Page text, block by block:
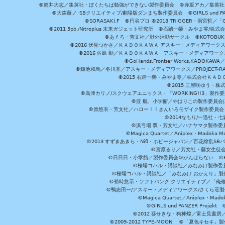
©筒井大志／集英社・ぼくたちは勉強ができない製作委員会 ©赤坂アカ／集英
©大森藤ノ･SBクリエイティブ/劇場版ダンまち製作委員会 ©GIRLS und
©SORASAKI.F ©円谷プロ ©2018 TRIGGER・雨宮哲／
©2011 5pb./Nitroplus 未来ガジェット研究所 ©石踏一榮・みやま零/株式
©あｆろ・芳文社／野外活動サークル
©2016 伏見つかさ／ＫＡＤＯＫＡＷＡ アスキー・メディアワー
©2016 佐島 勤／ＫＡＤＯＫＡＷＡ アスキー・メディアワ
©GoHands,Frontier Works,KADOKAWA
©鎌池和馬／冬川基／アスキー・メディアワークス／
©2015 石踏一榮・みやま零／株式会社ＫＡＤ
©2015 三屋咲ゆう・株
©高津カリノ/スクウェアエニックス・「WORKING!!3」製作
©渡 航、小学館／やはりこの製作委員
©原悠衣・芳文社／ハロー！！きんいろモザイク製作委員
©2014なもり/一迅社・
©浜弓場 双・芳文社／ハナヤマタ製作
©Magica Quartet／Aniplex・Madoka
©2013 すずきあきら・Niθ・ホビージャパン／百花繚乱
©宮原るり／芳文社・藤女生徒
©日日日・小学館／製作委員会＠がんばらない
©桜場コハル・講談社／みなみけ製作
©桜場コハル・講談社／「みなみけ おかえり」
©裕時悠示・ソフトバンク クリエイティブ／「
©鴨志田一/アスキー・メディアワークス/さく
©Magica Quartet／Aniplex・
©GIRLS und PANZER Projekt ©
©2012 葵せきな・狗神煌／富士見書
©2009-2012 TYPE-MOON ©「夏色キセキ」製